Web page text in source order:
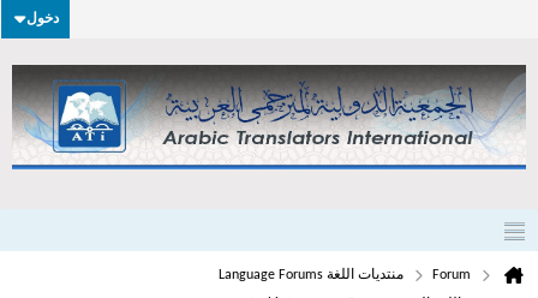
دخول
Forum
منتديات اللغة Language Forums